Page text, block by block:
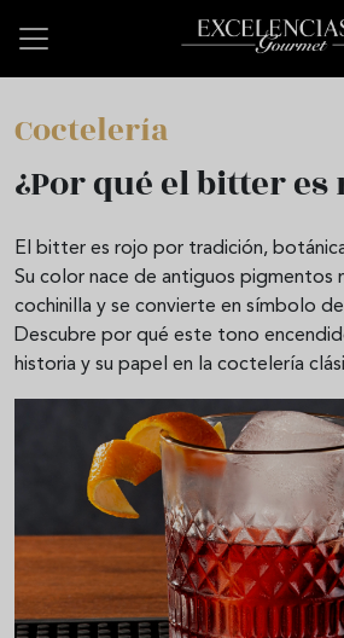
Coctelería
¿Por qué el bitter es
El bitter es rojo por tradición,
Su color nace de antiguos pigmentos
cochinilla y se convierte en símbolo
Descubre por qué este tono
historia y su papel en la coctelería